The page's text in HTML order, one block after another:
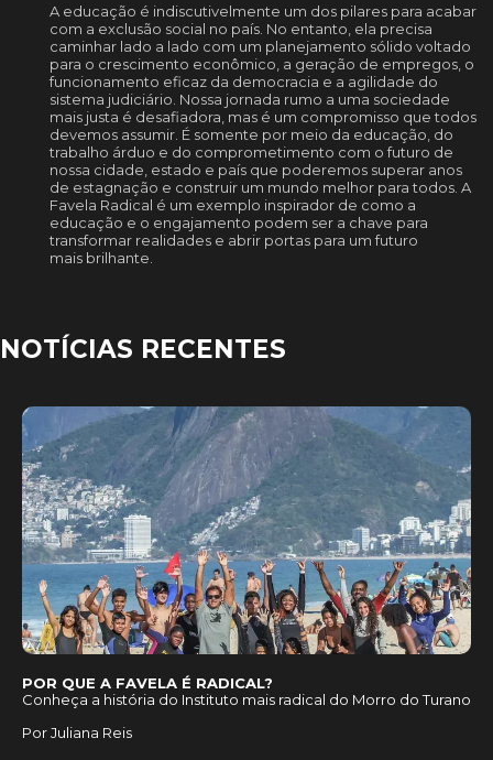
A educação é indiscutivelmente um dos pilares para acabar
com a exclusão social no país. No entanto, ela precisa
caminhar lado a lado com um planejamento sólido voltado
para o crescimento econômico, a geração de empregos, o
funcionamento eficaz da democracia e a agilidade do
sistema judiciário. Nossa jornada rumo a uma sociedade
mais justa é desafiadora, mas é um compromisso que todos
devemos assumir. É somente por meio da educação, do
trabalho árduo e do comprometimento com o futuro de
nossa cidade, estado e país que poderemos superar anos
de estagnação e construir um mundo melhor para todos. A
Favela Radical é um exemplo inspirador de como a
educação e o engajamento podem ser a chave para
transformar realidades e abrir portas para um futuro
mais brilhante.
NOTÍCIAS RECENTES
POR QUE A FAVELA É RADICAL?
Conheça a história do Instituto mais radical do Morro do Turano
Por Juliana Reis